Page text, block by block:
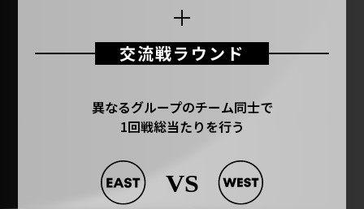
交流戦ラウンド
異なるグループのチーム同士で
1回戦総当たりを行う